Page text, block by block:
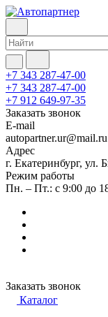
+7 343 287-47-00
+7 343 287-47-00
+7 912 649-97-35
Заказать звонок
E-mail
autopartner.ur@mail.ru
Адрес
г. Екатеринбург, ул.
Режим работы
Пн. – Пт.: с 9:00 до
Заказать звонок
Каталог